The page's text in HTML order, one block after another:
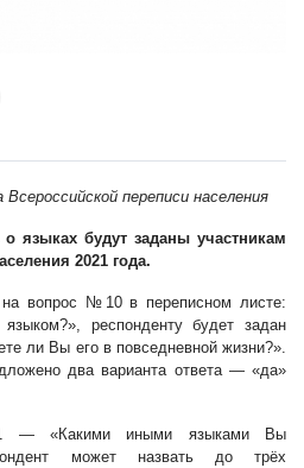
переписи населения
языках будут заданы участникам
2021 года.
на вопрос №10 в переписном листе:
респонденту будет задан
ли Вы его в повседневной жизни?».
два варианта ответа — «да»
— «Какими иными языками Вы
может назвать до трёх